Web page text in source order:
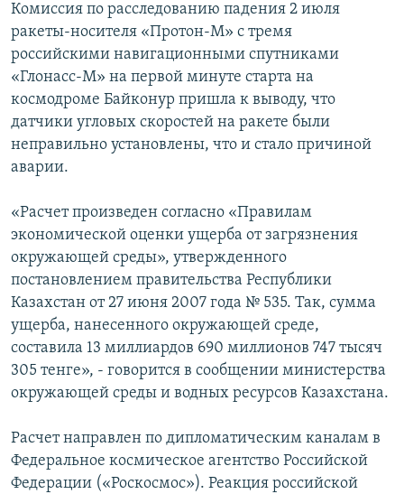
Комиссия по расследованию падения 2 июля
ракеты-носителя «Протон-М» с тремя
российскими навигационными спутниками
«Глонасс-М» на первой минуте старта на
космодроме Байконур пришла к выводу, что
датчики угловых скоростей на ракете были
неправильно установлены, что и стало причиной
аварии.
«Расчет произведен согласно «Правилам
экономической оценки ущерба от загрязнения
окружающей среды», утвержденного
постановлением правительства Республики
Казахстан от 27 июня 2007 года № 535. Так, сумма
ущерба, нанесенного окружающей среде,
составила 13 миллиардов 690 миллионов 747 тысяч
305 тенге», - говорится в сообщении министерства
окружающей среды и водных ресурсов Казахстана.
Расчет направлен по дипломатическим каналам в
Федеральное космическое агентство Российской
Федерации («Роскосмос»). Реакция российской